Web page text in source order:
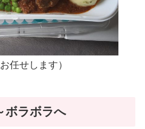
任せします）
ボラボラへ